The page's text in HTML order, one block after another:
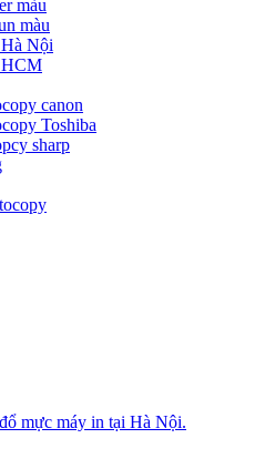
màu
màu
Nội
canon
Toshiba
sharp